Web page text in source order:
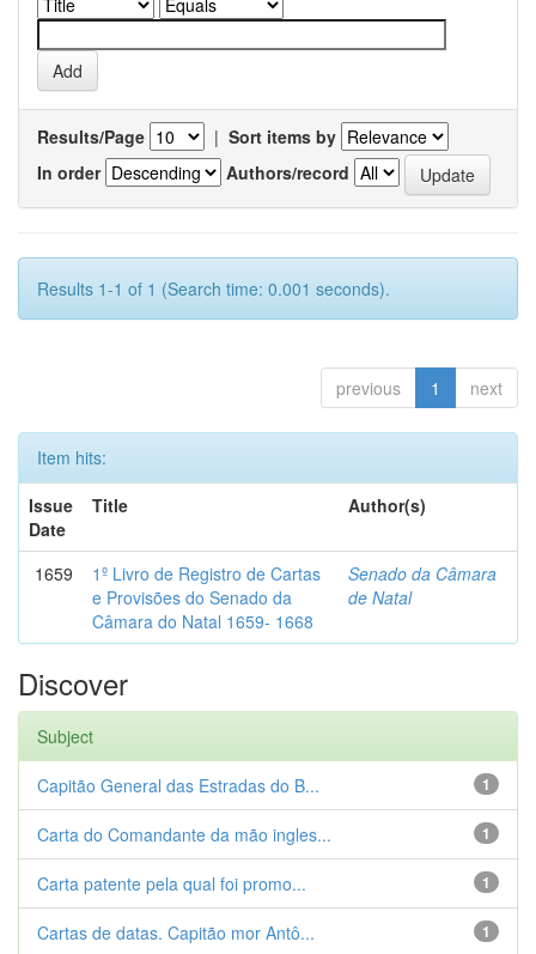
Results/Page | Sort items by
In order
Authors/record
Results 1-1 of 1 (Search time: 0.001 seconds).
previous 1 next
Item hits:
Issue
Date
Title Author(s)
1659
1º Livro de Registro de Cartas
e Provisões do Senado da
Câmara do Natal 1659- 1668
Senado da Câmara
de Natal
Discover
Subject
1
Capitão General das Estradas do B...
1
Carta do Comandante da mão ingles...
1
Carta patente pela qual foi promo...
1
Cartas de datas. Capitão mor Antô...